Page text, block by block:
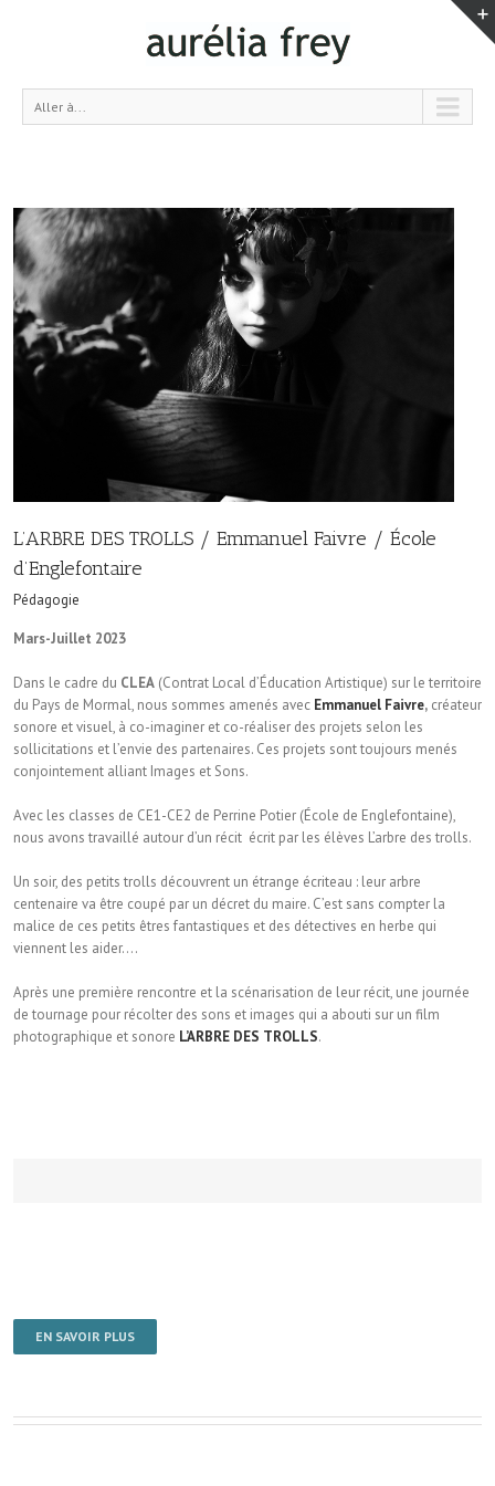
Aller à...
L’ARBRE DES TROLLS / Emmanuel Faivre / École
d’Englefontaire
Pédagogie
Mars-Juillet 2023
Dans le cadre du CLEA (Contrat Local d’Éducation Artistique) sur le territoire
du Pays de Mormal, nous sommes amenés avec Emmanuel Faivre, créateur
sonore et visuel, à co-imaginer et co-réaliser des projets selon les
sollicitations et l’envie des partenaires. Ces projets sont toujours menés
conjointement alliant Images et Sons.
Avec les classes de CE1-CE2 de Perrine Potier (École de Englefontaine),
nous avons travaillé autour d’un récit écrit par les élèves L’arbre des trolls.
Un soir, des petits trolls découvrent un étrange écriteau : leur arbre
centenaire va être coupé par un décret du maire. C’est sans compter la
malice de ces petits êtres fantastiques et des détectives en herbe qui
viennent les aider….
Après une première rencontre et la scénarisation de leur récit, une journée
de tournage pour récolter des sons et images qui a abouti sur un film
photographique et sonore L’ARBRE DES TROLLS.
EN SAVOIR PLUS